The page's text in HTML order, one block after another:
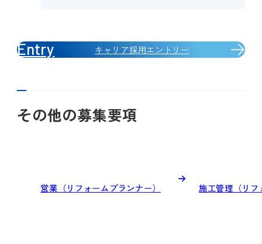
キャリア採用エントリー
その他の募集要項
営業（リフォームプランナー） 施工管理（リフ